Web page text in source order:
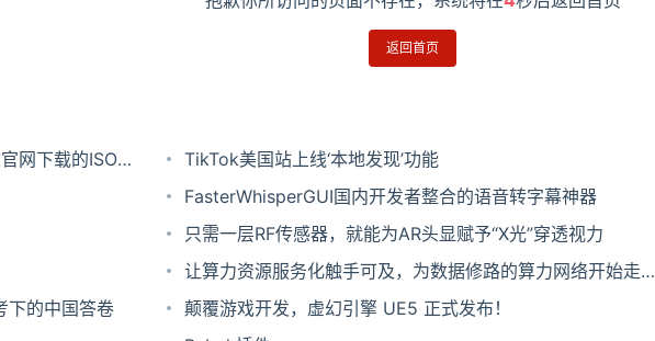
返回首页
TikTok美国站上线‘本地发现’功能
FasterWhisperGUI国内开发者整合的语音转字幕神器
只需一层RF传感器，就能为AR头显赋予“X光”穿透视力
让算力资源服务化触手可及，为数据修路的算力网络开始走向
落地
下的中国答卷
颠覆游戏开发，虚幻引擎 UE5 正式发布！